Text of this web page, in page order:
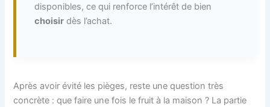
disponibles, ce qui renforce l’intérêt de bien
choisir dès l’achat.
Après avoir évité les pièges, reste une question très
concrète : que faire une fois le fruit à la maison ? La partie